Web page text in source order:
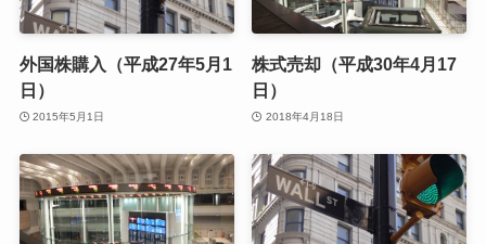
外国株購入（平成27年5月1
日）
2015年5月1日
株式売却（平成30年4月17
日）
2018年4月18日